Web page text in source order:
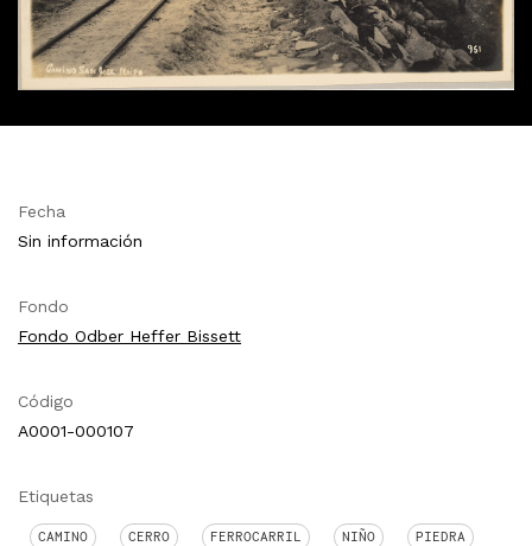
Fecha
Sin información
Fondo
Fondo Odber Heffer Bissett
Código
A0001-000107
Etiquetas
CAMINO CERRO FERROCARRIL NIÑO PIEDRA